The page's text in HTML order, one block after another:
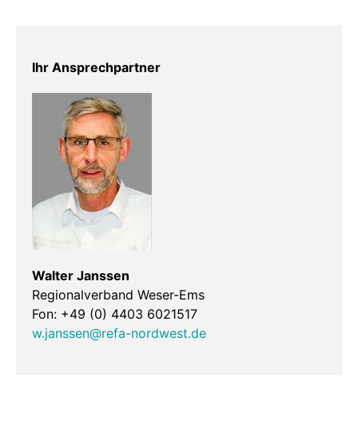
Ihr Ansprechpartner
Walter Janssen
Regionalverband Weser-Ems
Fon: +49 (0) 4403 6021517
w.janssen@refa-nordwest.de